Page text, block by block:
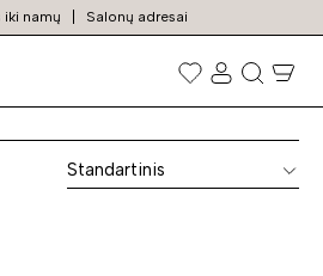
iki namų Salonų adresai
Standartinis